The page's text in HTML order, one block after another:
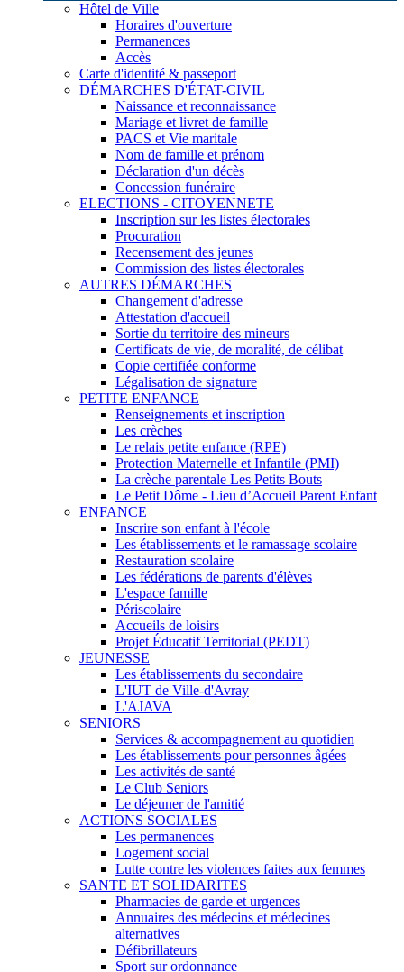
Hôtel de Ville
Horaires d'ouverture
Permanences
Accès
Carte d'identité & passeport
DÉMARCHES D'ÉTAT-CIVIL
Naissance et reconnaissance
Mariage et livret de famille
PACS et Vie maritale
Nom de famille et prénom
Déclaration d'un décès
Concession funéraire
ELECTIONS - CITOYENNETE
Inscription sur les listes électorales
Procuration
Recensement des jeunes
Commission des listes électorales
AUTRES DÉMARCHES
Changement d'adresse
Attestation d'accueil
Sortie du territoire des mineurs
Certificats de vie, de moralité, de célibat
Copie certifiée conforme
Légalisation de signature
PETITE ENFANCE
Renseignements et inscription
Les crèches
Le relais petite enfance (RPE)
Protection Maternelle et Infantile (PMI)
La crèche parentale Les Petits Bouts
Le Petit Dôme - Lieu d’Accueil Parent Enfant
ENFANCE
Inscrire son enfant à l'école
Les établissements et le ramassage scolaire
Restauration scolaire
Les fédérations de parents d'élèves
L'espace famille
Périscolaire
Accueils de loisirs
Projet Éducatif Territorial (PEDT)
JEUNESSE
Les établissements du secondaire
L'IUT de Ville-d'Avray
L'AJAVA
SENIORS
Services & accompagnement au quotidien
Les établissements pour personnes âgées
Les activités de santé
Le Club Seniors
Le déjeuner de l'amitié
ACTIONS SOCIALES
Les permanences
Logement social
Lutte contre les violences faites aux femmes
SANTE ET SOLIDARITES
Pharmacies de garde et urgences
Annuaires des médecins et médecines
alternatives
Défibrillateurs
Sport sur ordonnance